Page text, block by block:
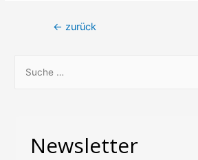
Beitragsnavigation
← zurück
Newsletter